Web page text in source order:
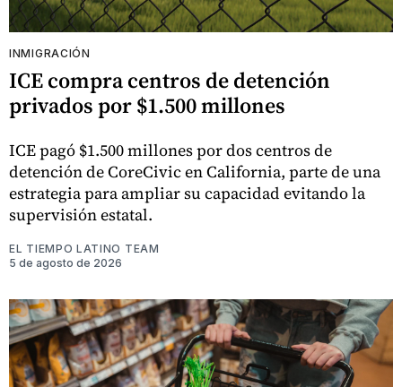
INMIGRACIÓN
ICE compra centros de detención
privados por $1.500 millones
ICE pagó $1.500 millones por dos centros de
detención de CoreCivic en California, parte de una
estrategia para ampliar su capacidad evitando la
supervisión estatal.
EL TIEMPO LATINO TEAM
5 de agosto de 2026